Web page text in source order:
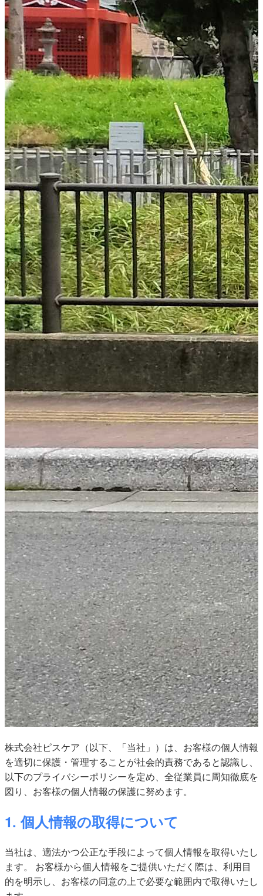
株式会社ピスケア（以下、「当社」）は、お客様の個人情報
を適切に保護・管理することが社会的責務であると認識し、
以下のプライバシーポリシーを定め、全従業員に周知徹底を
図り、お客様の個人情報の保護に努めます。
1. 個人情報の取得について
当社は、適法かつ公正な手段によって個人情報を取得いたし
ます。 お客様から個人情報をご提供いただく際は、利用目
的を明示し、お客様の同意の上で必要な範囲内で取得いたし